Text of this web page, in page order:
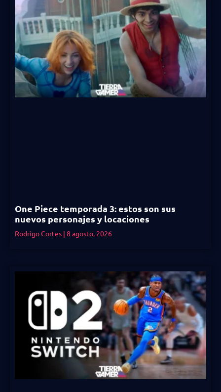
One Piece temporada 3: estos son sus
nuevos personajes y locaciones
Rodrigo Cortes 8 agosto, 2026